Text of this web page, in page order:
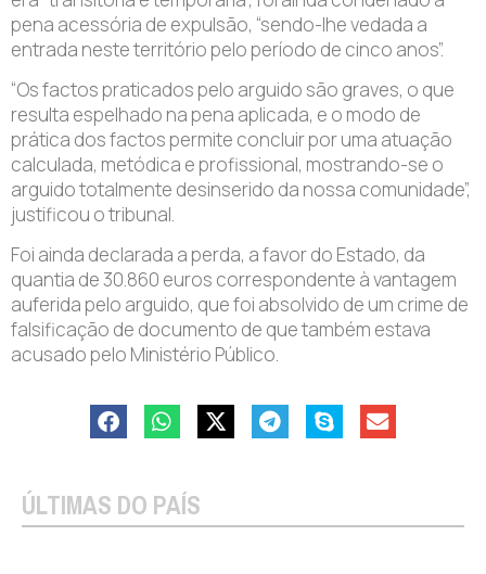
pena acessória de expulsão, “sendo-lhe vedada a
entrada neste território pelo período de cinco anos”.
“Os factos praticados pelo arguido são graves, o que
resulta espelhado na pena aplicada, e o modo de
prática dos factos permite concluir por uma atuação
calculada, metódica e profissional, mostrando-se o
arguido totalmente desinserido da nossa comunidade”,
justificou o tribunal.
Foi ainda declarada a perda, a favor do Estado, da
quantia de 30.860 euros correspondente à vantagem
auferida pelo arguido, que foi absolvido de um crime de
falsificação de documento de que também estava
acusado pelo Ministério Público.
ÚLTIMAS DO PAÍS